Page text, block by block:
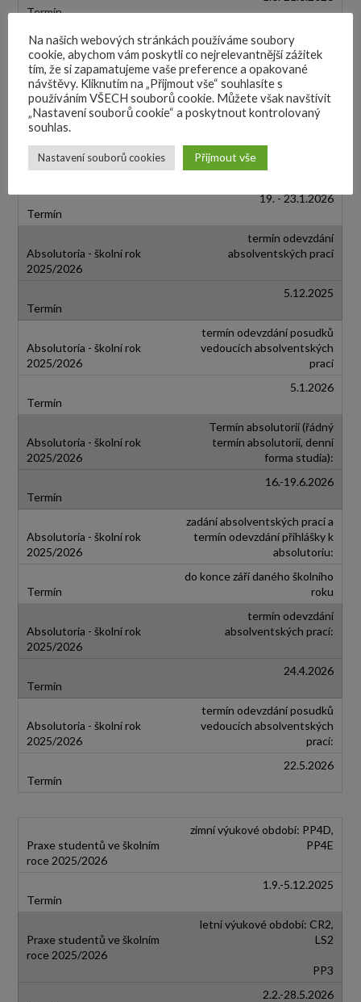
Další důležité termíny
termín absolutorií (řádný
termín absolutorií, dálková
19. - 23.1.2026
termín odevzdání
absolventských prací
5.12.2025
termín odevzdání posudků
vedoucích absolventských
prací
5.1.2026
Termín absolutorií (řádný
termín absolutorií, denní
forma studia):
16.-19.6.2026
zadání absolventských prací a
termín odevzdání přihlášky k
absolutoriu:
do konce září daného školního
roku
termín odevzdání
absolventských prací:
24.4.2026
termín odevzdání posudků
vedoucích absolventských
prací:
22.5.2026
zimní výukové období: PP4D,
PP4E
1.9.-5.12.2025
letní výukové období: CR2,
LS2
PP3
2.2.-28.5.2026
Na našich webových stránkách používáme soubory
cookie, abychom vám poskytli co nejrelevantnější zážitek
tím, že si zapamatujeme vaše preference a opakované
návštěvy. Kliknutím na „Přijmout vše“ souhlasíte s
používáním VŠECH souborů cookie. Můžete však navštívit
„Nastavení souborů cookie“ a poskytnout kontrolovaný
souhlas.
Nastavení souborů cookies Přijmout vše